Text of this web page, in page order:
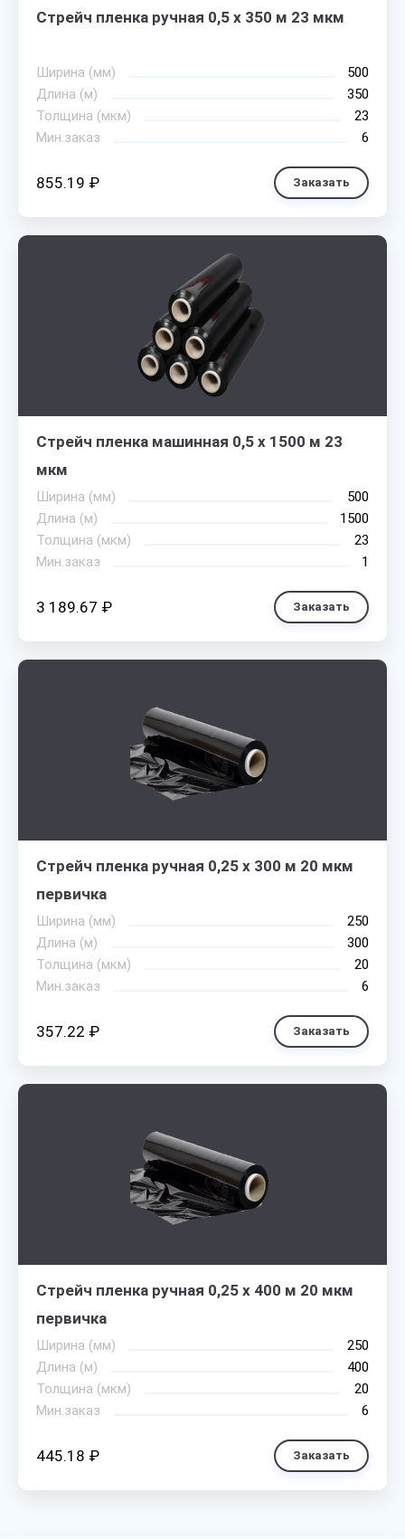
Стрейч пленка ручная 0,5 х 350 м 23 мкм
Ширина (мм)
500
Длина (м)
350
Толщина (мкм)
23
Мин.заказ
6
855.19 ₽ Заказать
Стрейч пленка машинная 0,5 х 1500 м 23
мкм
Ширина (мм)
500
Длина (м)
1500
Толщина (мкм)
23
Мин.заказ
1
3 189.67 ₽ Заказать
Стрейч пленка ручная 0,25 х 300 м 20 мкм
первичка
Ширина (мм)
250
Длина (м)
300
Толщина (мкм)
20
Мин.заказ
6
357.22 ₽ Заказать
Стрейч пленка ручная 0,25 х 400 м 20 мкм
первичка
Ширина (мм)
250
Длина (м)
400
Толщина (мкм)
20
Мин.заказ
6
445.18 ₽ Заказать